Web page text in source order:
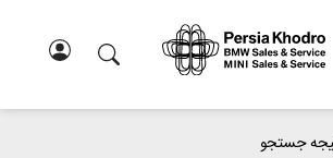
جستجو